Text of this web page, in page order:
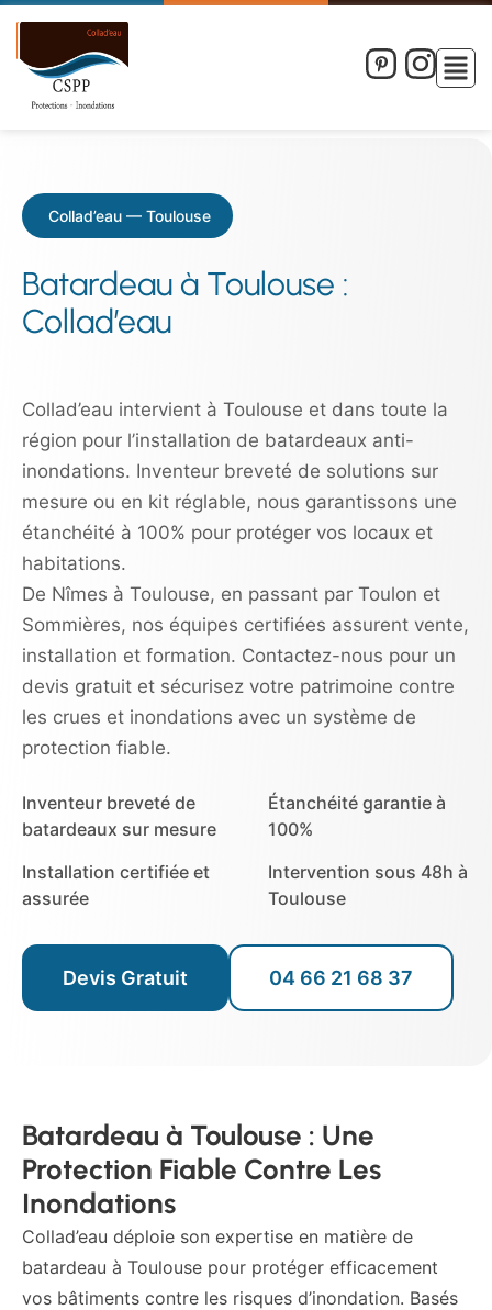
Collad’eau — Toulouse
Batardeau à Toulouse :
Collad’eau
Collad’eau intervient à Toulouse et dans toute la
région pour l’installation de batardeaux anti-
inondations. Inventeur breveté de solutions sur
mesure ou en kit réglable, nous garantissons une
étanchéité à 100% pour protéger vos locaux et
habitations.
De Nîmes à Toulouse, en passant par Toulon et
Sommières, nos équipes certifiées assurent vente,
installation et formation. Contactez-nous pour un
devis gratuit et sécurisez votre patrimoine contre
les crues et inondations avec un système de
protection fiable.
Inventeur breveté de
batardeaux sur mesure
Étanchéité garantie à
100%
Installation certifiée et
assurée
Intervention sous 48h à
Toulouse
Devis Gratuit 04 66 21 68 37
Batardeau à Toulouse : Une
Protection Fiable Contre Les
Inondations
Collad’eau déploie son expertise en matière de
batardeau à Toulouse pour protéger efficacement
vos bâtiments contre les risques d’inondation. Basés